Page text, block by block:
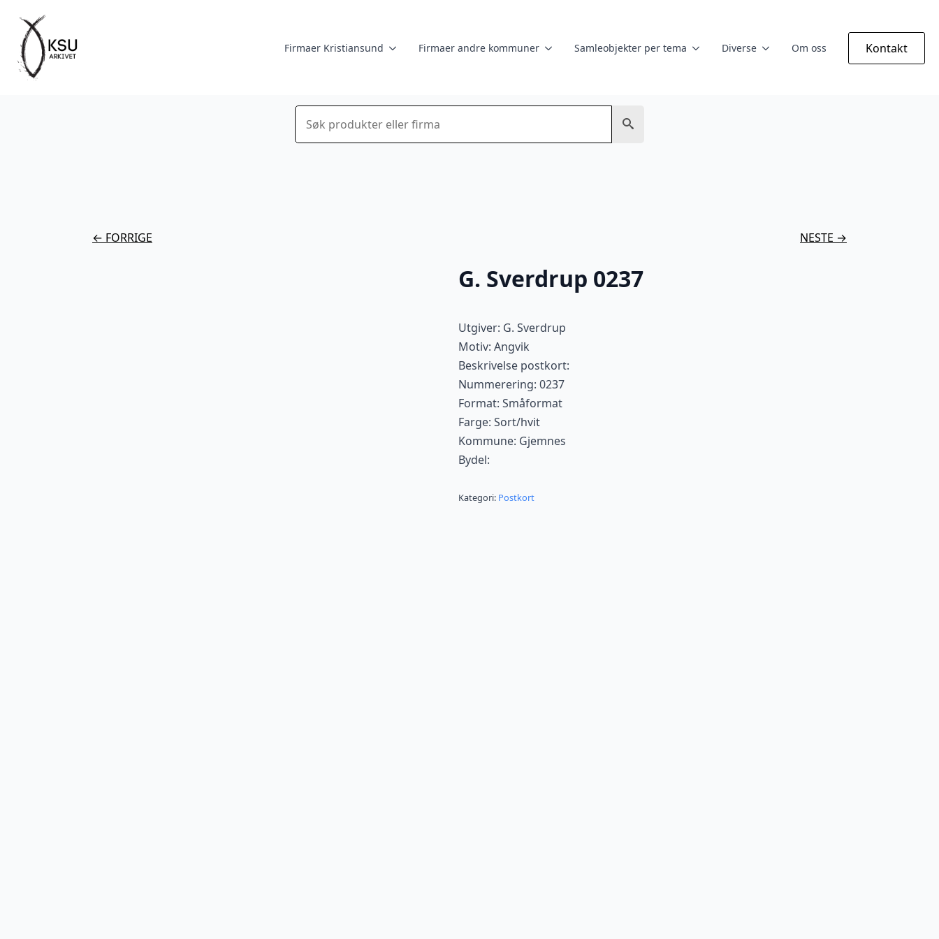
Firmaer Kristiansund Firmaer andre kommuner Samleobjekter per tema Diverse Om oss Kontakt
Søk
← FORRIGE NESTE →
G. Sverdrup 0237
Utgiver: G. Sverdrup
Motiv: Angvik
Beskrivelse postkort:
Nummerering: 0237
Format: Småformat
Farge: Sort/hvit
Kommune: Gjemnes
Bydel:
Kategori: Postkort